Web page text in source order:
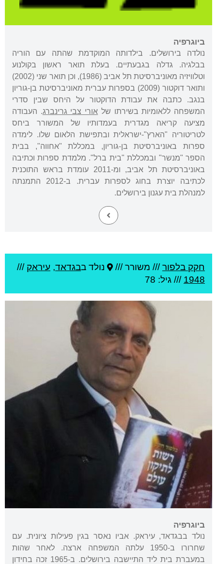
ביוגרפיה
נולדה בירושלים. בילדותה המוקדמת שהתה עם הוריה
בבלגיה. גדלה בגבעתיים. בעלת תואר ראשון בקולנוע
וטלוויזיה מאוניברסיטת תל אביב (1986), וכן תואר שני (2002)
ותואר דוקטור (2009) בספרות עברית מאוניברסיטת בן-גוריון
בנגב. כתבה את עבודת הדוקטור על היחס שבין סדרי
המשפחה ללאומיות בשירתו של אורי צבי גרינברג. העבודה
מציעה קריאה מגדרית בעמדותיו של המשורר ביחס
לטריטוריה "הארץ"-ישראלית ובתפישת הלאום שלו. לימדה
ספרות באוניברסיטת בן-גוריון, במכללת "אחווה", בבית
הספר "מנשר" ובמכללת "בית ברל". מלמדת ספרות וכתיבה
באוניברסיטת תל אביב, ומ-2011 עומדת בראש התוכנית
לכתיבה יוצרת בחוג לספרות עברית. ב-2012 התמנתה
למנהלת בית עגנון בירושלים.
חקק בלפור/// משורר /// נולד בבגדאד, עיראק ///
1948 /// גיל: 78
ביוגרפיה
נולד בבגדאד, עיראק. אביו נאסר בגין פעילות ציונית. עם
שחרורו ב-1950 עלתה המשפחה ארצה. לאחר שהות
במעברת בית ליד התיישבה בירושלים. ב-1965 זכה בחידון